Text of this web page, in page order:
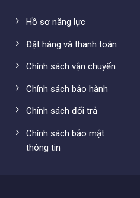
Hồ sơ năng lực
Đặt hàng và thanh toán
Chính sách vận chuyển
Chính sách bảo hành
Chính sách đổi trả
Chính sách bảo mật
thông tin